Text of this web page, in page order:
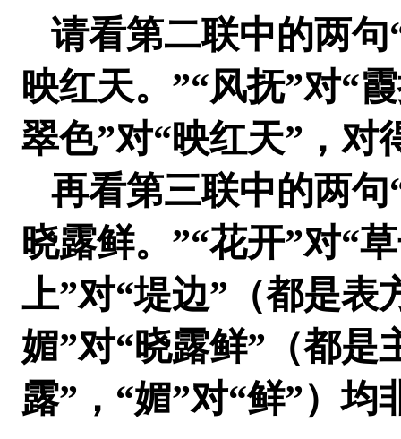
请看第二联中的两句
映红天。 ”“风抚”对“
翠色”对“映红天”，对
再看第三联中的两句
晓露鲜。 ”“花开”对“
上”对“堤边”（都是表
媚”对“晓露鲜”（都是
露”，“媚”对“鲜”）均